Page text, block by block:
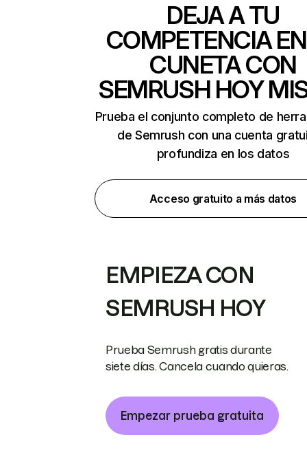
DEJA A TU
COMPETENCIA
CUNETA CON
SEMRUSH HOY
Prueba el conjunto completo de
de Semrush con una cuenta
profundiza en los datos
Acceso gratuito a más datos
EMPIEZA CON
SEMRUSH HOY
Prueba Semrush gratis durante
siete días. Cancela cuando quieras.
Empezar prueba gratuita